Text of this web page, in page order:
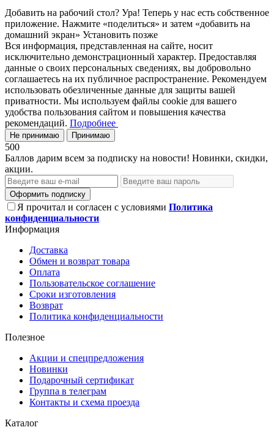
Добавить на рабочий стол? Ура! Теперь у нас есть собственное
приложение. Нажмите «поделиться» и затем «добавить на
домашний экран» Установить позже
Вся информация, представленная на сайте, носит
исключительно демонстрационный характер. Предоставляя
данные о своих персональных сведениях, вы добровольно
соглашаетесь на их публичное распространение. Рекомендуем
использовать обезличенные данные для защиты вашей
приватности. Мы используем файлы cookie для вашего
удобства пользования сайтом и повышения качества
рекомендаций. Подробнее
Не принимаю Принимаю
500
Баллов дарим всем за подписку на новости! Новинки, скидки,
акции.
Оформить подписку
Я прочитал и согласен с условиями Политика
конфиденциальности
Информация
Доставка
Обмен и возврат товара
Оплата
Пользовательское соглашение
Сроки изготовления
Возврат
Политика конфиденциальности
Полезное
Акции и спецпредложения
Новинки
Подарочный сертификат
Группа в телеграм
Контакты и схема проезда
Каталог